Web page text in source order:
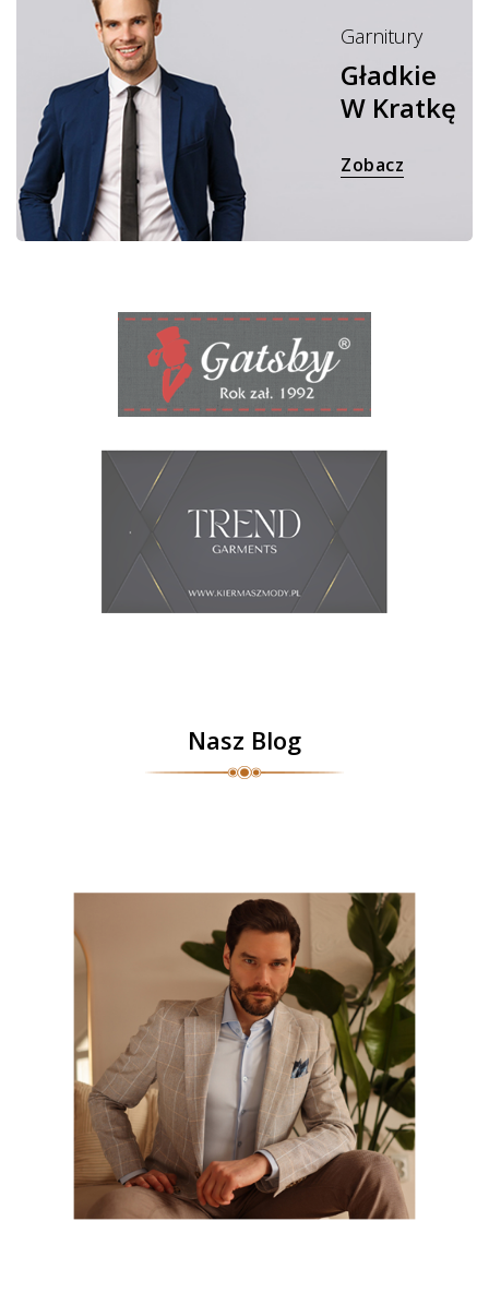
Garnitury
Gładkie
W Kratkę
Zobacz
Nasz Blog